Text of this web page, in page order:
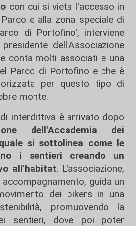
con cui si vieta l'accesso in
e alla zona speciale di
di Portofino', interviene
presidente dell'Associazione
conta molti associati e una
Parco di Portofino e che è
per questo tipo di
monte.
interdittiva è arrivato dopo
dell'Accademia dei
si sottolinea come le
i sentieri creando un
all'habitat. L'associazione,
guida un
dei bikers in una
promuovendo la
sentieri, dove poi poter